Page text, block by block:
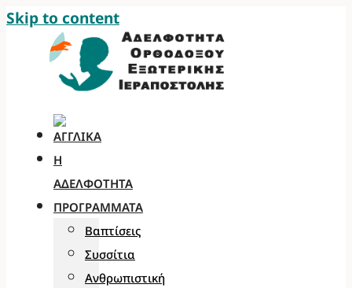
Skip to content
Η
ΑΔΕΛΦΌΤΗΤΑ
ΠΡΟΓΡΆΜΜΑΤΑ
Βαπτίσεις
Συσσίτια
Ανθρωπιστική